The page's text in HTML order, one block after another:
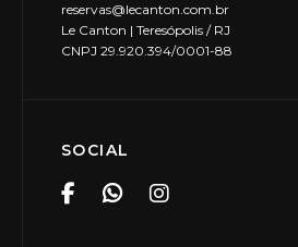
reservas@lecanton.com.br
Le Canton | Teresópolis / RJ
CNPJ 29.920.394/0001-88
SOCIAL